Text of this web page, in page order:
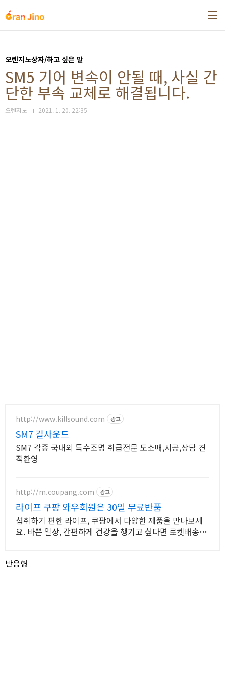
오렌지노상자/하고 싶은 말
SM5 기어 변속이 안될 때, 사실 간
단한 부속 교체로 해결됩니다.
오렌지노 2021. 1. 20. 22:35
http://www.killsound.com 광고
SM7 길사운드
SM7 각종 국내외 특수조명 취급전문 도소매,시공,상담 견
적환영
http://m.coupang.com 광고
라이프 쿠팡 와우회원은 30일 무료반품
섭취하기 편한 라이프, 쿠팡에서 다양한 제품을 만나보세
요. 바쁜 일상, 간편하게 건강을 챙기고 싶다면 로켓배송으
반응형